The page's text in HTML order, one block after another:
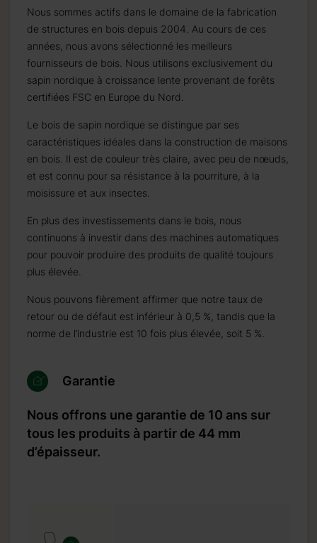
Nous sommes actifs dans le domaine de la fabrication
de structures en bois depuis 2004. Au cours de ces
années, nous avons sélectionné les meilleurs
fournisseurs de bois. Nous utilisons exclusivement du
sapin nordique à croissance lente provenant de forêts
certifiées FSC en Europe du Nord.
Le bois de sapin nordique se distingue par ses
caractéristiques idéales dans la construction de maisons
en bois. Il est de couleur très claire, avec peu de nœuds,
et est connu pour sa résistance à la pourriture, à la
moisissure et aux insectes.
En plus des investissements dans le bois, nous
continuons à investir dans des machines automatiques
pour pouvoir produire des produits de qualité toujours
plus élevée.
Nous pouvons fièrement affirmer que notre taux de
retour ou de défaut est inférieur à 0,5 %, tandis que la
norme de l’industrie est 10 fois plus élevée, soit 5 %.
Garantie
Nous offrons une garantie de 10 ans sur
tous les produits à partir de 44 mm
d’épaisseur.
peut